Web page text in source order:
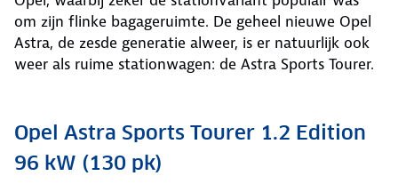
om zijn flinke bagageruimte. De geheel nieuwe Opel
Astra, de zesde generatie alweer, is er natuurlijk ook
weer als ruime stationwagen: de Astra Sports Tourer.
Opel Astra Sports Tourer 1.2 Edition
96 kW (130 pk)